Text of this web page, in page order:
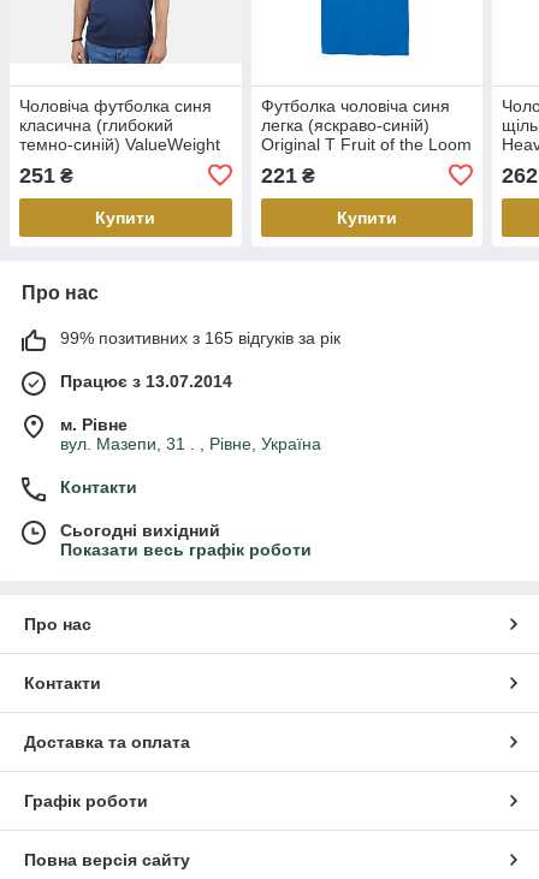
Чоловіча футболка синя
класична (глибокий
темно-синій) ValueWeight
Fruit of the Loom 2XL, 54
251 ₴
Купити
Футболка чоловіча синя
легка (яскраво-синій)
Original T Fruit of the Loom
221₴
Купити
262
Про нас
99% позитивних з 165 відгуків за рік
Працює з 13.07.2014
м. Рівне
вул. Мазепи, 31 . , Рівне, Україна
Контакти
Сьогодні вихідний
Показати весь графік роботи
Про нас
Контакти
Доставка та оплата
Графік роботи
Повна версія сайту